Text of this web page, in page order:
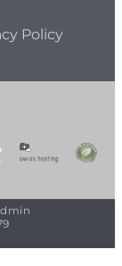
Policy